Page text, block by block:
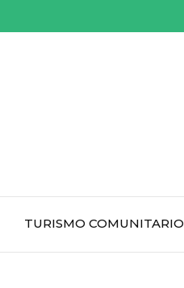
TURISMO COMUNITARIO